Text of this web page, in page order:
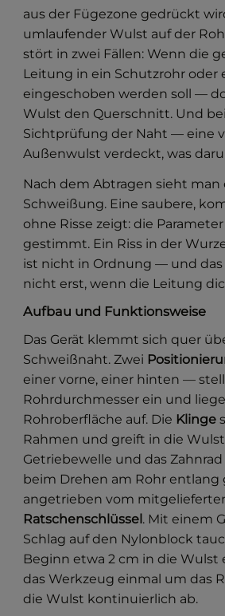
aus der Fügezone gedrückt
umlaufender Wulst auf der
stört in zwei Fällen: Wenn die
Leitung in ein Schutzrohr oder
eingeschoben werden soll —
Wulst den Querschnitt. Und
Sichtprüfung der Naht — eine
Außenwulst verdeckt, was
Nach dem Abtragen sieht man
Schweißung. Eine saubere,
ohne Risse zeigt: die
gestimmt. Ein Riss in der
ist nicht in Ordnung — und das
nicht erst, wenn die Leitung
Aufbau und Funktionsweise
Das Gerät klemmt sich quer
Schweißnaht. Zwei
einer vorne, einer hinten —
Rohrdurchmesser ein und
Rohroberfläche auf. Die Klinge
Rahmen und greift in die
Getriebewelle und das
beim Drehen am Rohr
angetrieben vom
Ratschenschlüssel. Mit einem
Schlag auf den Nylonblock
Beginn etwa 2 cm in die Wulst
das Werkzeug einmal um das
die Wulst kontinuierlich ab.